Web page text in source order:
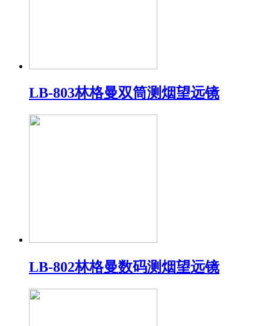
LB-803林格曼双筒测烟望远镜
LB-802林格曼数码测烟望远镜